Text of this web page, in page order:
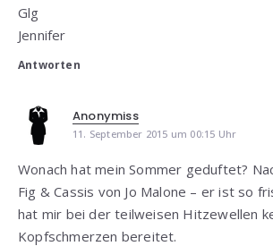
Glg
Jennifer
Antworten
Anonymiss
11. September 2015 um 00:15 Uhr
Wonach hat mein Sommer geduftet?
Fig & Cassis von Jo Malone – er ist so
hat mir bei der teilweisen Hitzewellen
Kopfschmerzen bereitet.